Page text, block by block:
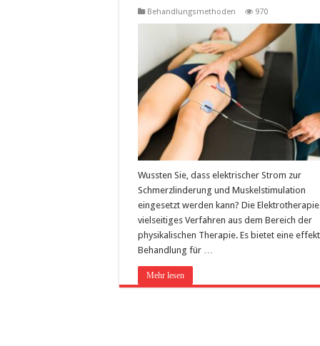
Behandlungsmethoden 970
Wussten Sie, dass elektrischer Strom zur
Schmerzlinderung und Muskelstimulation
eingesetzt werden kann? Die
vielseitiges Verfahren aus dem Bereich der
physikalischen Therapie. Es bietet eine
Behandlung für …
Mehr lesen